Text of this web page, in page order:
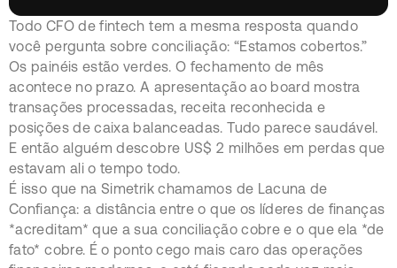
Todo CFO de fintech tem a mesma resposta quando
você pergunta sobre conciliação: “Estamos cobertos.”
Os painéis estão verdes. O fechamento de mês
acontece no prazo. A apresentação ao board mostra
transações processadas, receita reconhecida e
posições de caixa balanceadas. Tudo parece saudável.
E então alguém descobre US$ 2 milhões em perdas que
estavam ali o tempo todo.
É isso que na Simetrik chamamos de Lacuna de
Confiança: a distância entre o que os líderes de finanças
*acreditam* que a sua conciliação cobre e o que ela *de
fato* cobre. É o ponto cego mais caro das operações